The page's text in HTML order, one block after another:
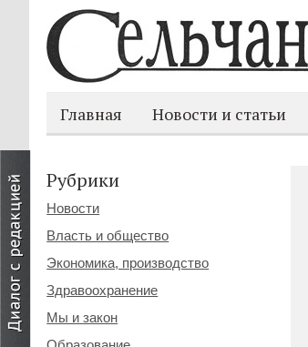
Главная Новости и статьи
Рубрики
Новости
Власть и общество
Экономика, производство
Здравоохранение
Мы и закон